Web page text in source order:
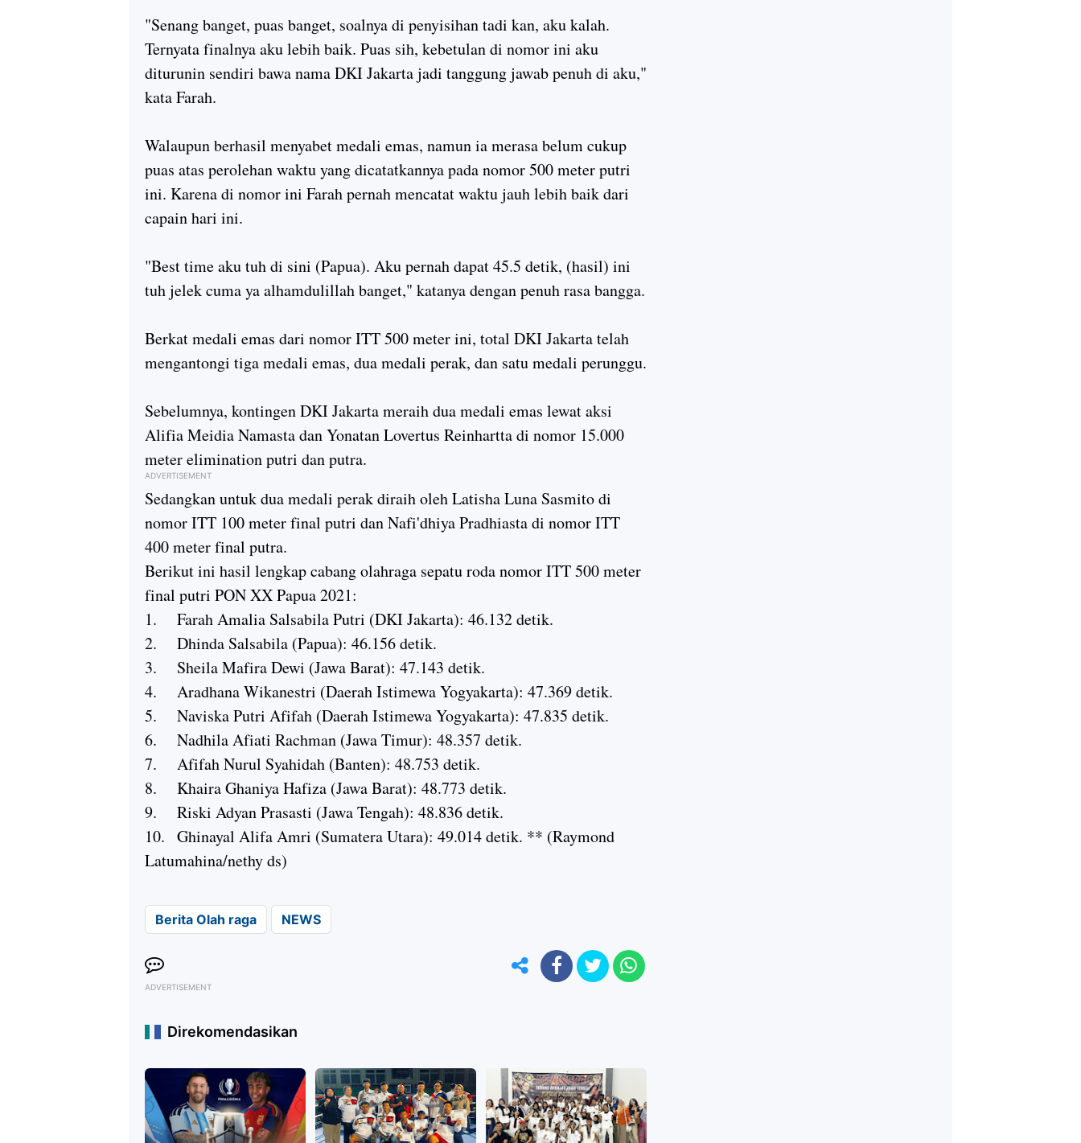
"Senang banget, puas banget, soalnya di penyisihan tadi kan, aku kalah.
Ternyata finalnya aku lebih baik. Puas sih, kebetulan di nomor ini aku
diturunin sendiri bawa nama DKI Jakarta jadi tanggung jawab penuh di aku,"
kata Farah.
Walaupun berhasil menyabet medali emas, namun ia merasa belum cukup
puas atas perolehan waktu yang dicatatkannya pada nomor 500 meter putri
ini. Karena di nomor ini Farah pernah mencatat waktu jauh lebih baik dari
capain hari ini.
"Best time aku tuh di sini (Papua). Aku pernah dapat 45.5 detik, (hasil) ini
tuh jelek cuma ya alhamdulillah banget," katanya dengan penuh rasa bangga.
Berkat medali emas dari nomor ITT 500 meter ini, total DKI Jakarta telah
mengantongi tiga medali emas, dua medali perak, dan satu medali perunggu.
Sebelumnya, kontingen DKI Jakarta meraih dua medali emas lewat aksi
Alifia Meidia Namasta dan Yonatan Lovertus Reinhartta di nomor 15.000
meter elimination putri dan putra.
ADVERTISEMENT
Sedangkan untuk dua medali perak diraih oleh Latisha Luna Sasmito di
nomor ITT 100 meter final putri dan Nafi'dhiya Pradhiasta di nomor ITT
400 meter final putra.
Berikut ini hasil lengkap cabang olahraga sepatu roda nomor ITT 500 meter
final putri PON XX Papua 2021:
1.
Farah Amalia Salsabila Putri (DKI Jakarta): 46.132 detik.
2.
Dhinda Salsabila (Papua): 46.156 detik.
3.
Sheila Mafira Dewi (Jawa Barat): 47.143 detik.
4.
Aradhana Wikanestri (Daerah Istimewa Yogyakarta): 47.369 detik.
5.
Naviska Putri Afifah (Daerah Istimewa Yogyakarta): 47.835 detik.
6.
Nadhila Afiati Rachman (Jawa Timur): 48.357 detik.
7.
Afifah Nurul Syahidah (Banten): 48.753 detik.
8.
Khaira Ghaniya Hafiza (Jawa Barat): 48.773 detik.
9.
Riski Adyan Prasasti (Jawa Tengah): 48.836 detik.
10. Ghinayal Alifa Amri (Sumatera Utara): 49.014 detik. ** (Raymond
Latumahina/nethy ds)
Berita Olah raga NEWS
ADVERTISEMENT
Direkomendasikan